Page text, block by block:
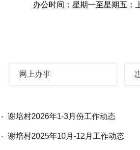
办公时间：星期一至星期五：
网上办事
谢培村2026年1-3月份工作动态
谢培村2025年10月-12月工作动态